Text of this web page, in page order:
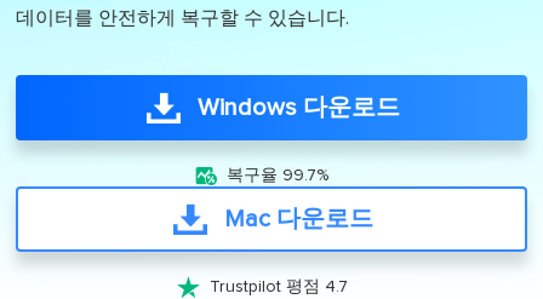
데이터를 안전하게 복구할 수 있습니다.
Windows 다운로드
 복구율 99.7%
Mac 다운로드
 Trustpilot 평점 4.7